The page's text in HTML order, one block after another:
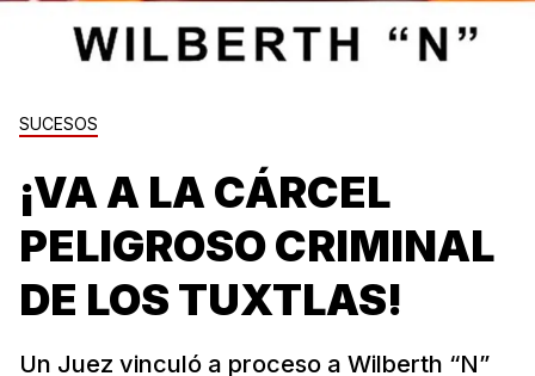
SUCESOS
¡VA A LA CÁRCEL
PELIGROSO CRIMINAL
DE LOS TUXTLAS!
Un Juez vinculó a proceso a Wilberth “N”